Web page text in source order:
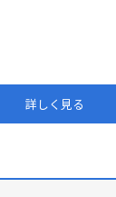
詳しく見る